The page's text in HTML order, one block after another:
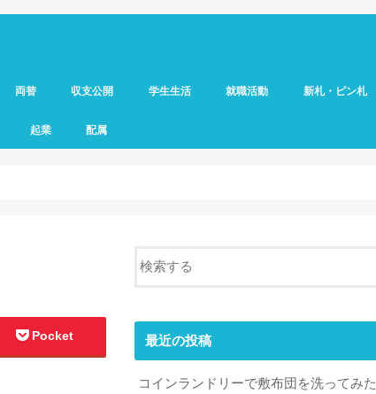
両替 収支公開 学生生活 就職活動 新札・ピン札
起業 配属
Pocket 最近の投稿
コインランドリーで敷布団を洗ってみた